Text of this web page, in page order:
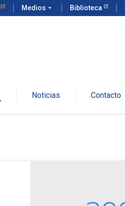
Medios arrow_drop_down Biblioteca
Noticias Contacto